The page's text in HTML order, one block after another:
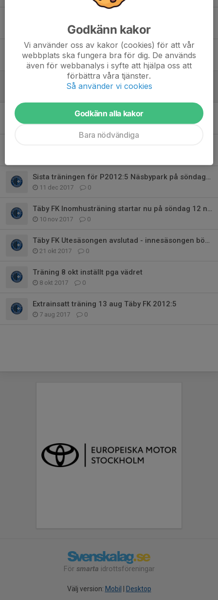
11 okt 2018 0
Träningsmatch Söndag 7 okt 16-17 - Ella Bollplan
1 okt 2018 1
Sportlovsuppehåll för P2012:5 den 25 feb och 4 mars
21 feb 2018 0
Sista träningen för P2012:5 Näsbypark på söndag 17 dec, sedan juluppehåll till 14 jan
11 dec 2017 0
Täby FK Inomhusträning startar nu på söndag 12 nov kl 15.00-16.00 i Jollen på Norskolan
10 nov 2017 0
Täby FK Utesäsongen avslutad - innesäsongen börjar 12 nov kl 15-16 i hallen Jollen på Norskolan
21 okt 2017 0
Träning 8 okt inställt pga vädret
8 okt 2017 0
Extrainsatt träning 13 aug Täby FK 2012:5
7 aug 2017 0
För smarta idrottsföreningar
Välj version: Mobil | Desktop
Godkänn kakor
Vi använder oss av kakor (cookies) för att vår
webbplats ska fungera bra för dig. De används
även för webbanalys i syfte att hjälpa oss att
förbättra våra tjänster.
Så använder vi cookies
Godkänn alla kakor
Bara nödvändiga